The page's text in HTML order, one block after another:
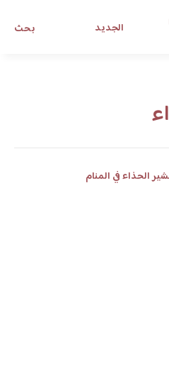
بحث الجديد
العصرية
الحذاء في المنام